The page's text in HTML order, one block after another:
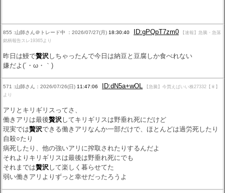
855 :山師さん＠トレード中 ：2026/07/27(月) 18:30:40 ID:gPQpT7zm0
【速報】急騰・急落
銘柄報告スレ19365より
昨日は鰻で贅沢しちゃったんで今日は納豆と豆腐しか食べれない
嫌だよ(´・ω・｀)
571 :山師さん：2026/07/26(日) 11:47:06 ID:dN5a+wOL
【急騰】今買えばいい株27332【🎇】
より
アリとキリギリスってさ、
働きアリは最後贅沢してキリギリスは野垂れ死にだけど
現実では贅沢できる働きアリなんか一部だけで、ほとんどは過労死したり
自殺○たり
病死したり、他の強いアリに搾取されたりするんだよ
それよりキリギリスは最後は野垂れ死にでも
それまでは贅沢して楽しく暮らせてた
弱い働きアリよりずっと幸せだったろうよ